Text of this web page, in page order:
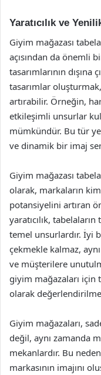
Yaratıcılık ve
Giyim mağazası
açısından da önemli
tasarımlarının
tasarımlar
artırabilir. Örneğin,
etkileşimli unsurlar
mümkündür. Bu tür
ve dinamik bir imaj
Giyim mağazası
olarak, markaların
potansiyelini artıran
yaratıcılık,
temel unsurlardır. İyi
çekmekle kalmaz,
ve müşterilere
giyim mağazaları için
olarak
Giyim mağazaları,
değil, aynı zamanda
mekanlardır. Bu
markasının imajını